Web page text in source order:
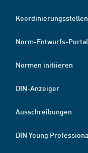
Koordinierungsstellen
Norm-Entwurfs-Portal
Normen initiieren
DIN-Anzeiger
Ausschreibungen
DIN Young